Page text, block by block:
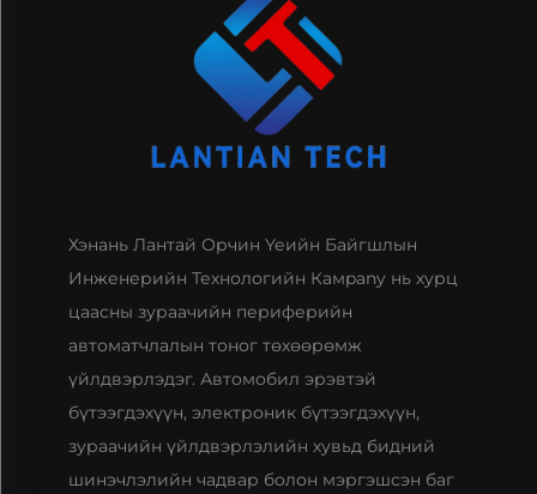
Хэнань Лантай Орчин Үеийн Байгшлын
Инженерийн Технологийн Камpany нь хурц
цаасны зураачийн периферийн
автоматчлалын тоног төхөөрөмж
үйлдвэрлэдэг. Автомобил эрэвтэй
бүтээгдэхүүн, электроник бүтээгдэхүүн,
зураачийн үйлдвэрлэлийн хувьд бидний
шинэчлэлийн чадвар болон мэргэшсэн баг